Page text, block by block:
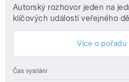
Autorský rozhovor jeden na
klíčových událostí veřejného
Více o pořadu
Čas vysílání